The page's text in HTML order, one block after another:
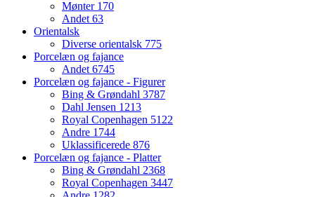
Mønter 170
Andet 63
Orientalsk
Diverse orientalsk 775
Porcelæn og fajance
Andet 6745
Porcelæn og fajance - Figurer
Bing & Grøndahl 3787
Dahl Jensen 1213
Royal Copenhagen 5122
Andre 1744
Uklassificerede 876
Porcelæn og fajance - Platter
Bing & Grøndahl 2368
Royal Copenhagen 3447